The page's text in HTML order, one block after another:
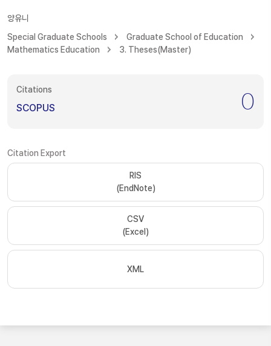
양유니
Special Graduate Schools
Graduate School of Education
Mathematics Education
3. Theses(Master)
Citations
SCOPUS 0
Citation Export
RIS
(EndNote)
CSV
(Excel)
XML